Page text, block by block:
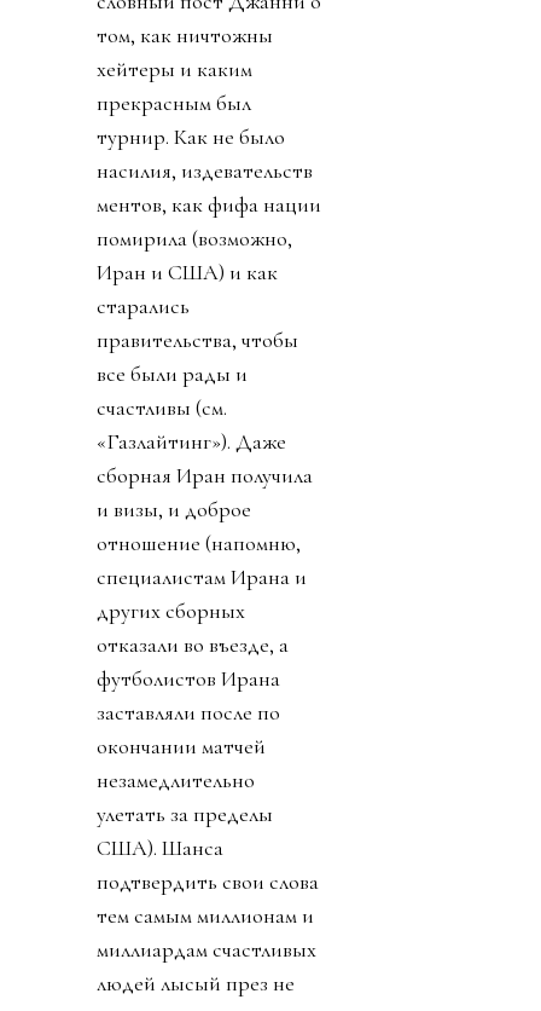
том, как ничтожны
хейтеры и каким
прекрасным был
турнир. Как не было
насилия, издевательств
ментов, как фифа нации
помирила (возможно,
Иран и США) и как
старались
правительства, чтобы
все были рады и
счастливы (см.
«Газлайтинг»). Даже
сборная Иран получила
и визы, и доброе
отношение (напомню,
специалистам Ирана и
других сборных
отказали во въезде, а
футболистов Ирана
заставляли после по
окончании матчей
незамедлительно
улетать за пределы
США). Шанса
подтвердить свои слова
тем самым миллионам и
миллиардам счастливых
людей лысый през не